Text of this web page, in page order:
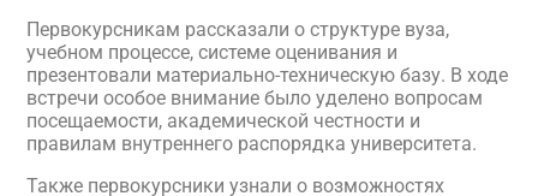
Первокурсникам рассказали о структуре вуза,
учебном процессе, системе оценивания и
презентовали материально-техническую базу. В ходе
встречи особое внимание было уделено вопросам
посещаемости, академической честности и
правилам внутреннего распорядка университета.
Также первокурсники узнали о возможностях